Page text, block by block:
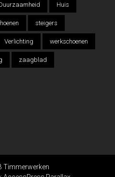
Huis
steigers
Verlichting werkschoenen
zaagblad
Timmerwerken